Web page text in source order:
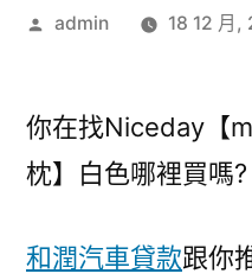
作
admin 18 12 月,
你在找Niceday【
枕】白色哪裡買嗎?
和潤汽車貸款跟你